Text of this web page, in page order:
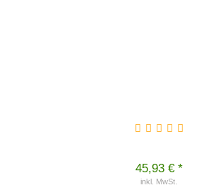
45,93 € *
inkl. MwSt.